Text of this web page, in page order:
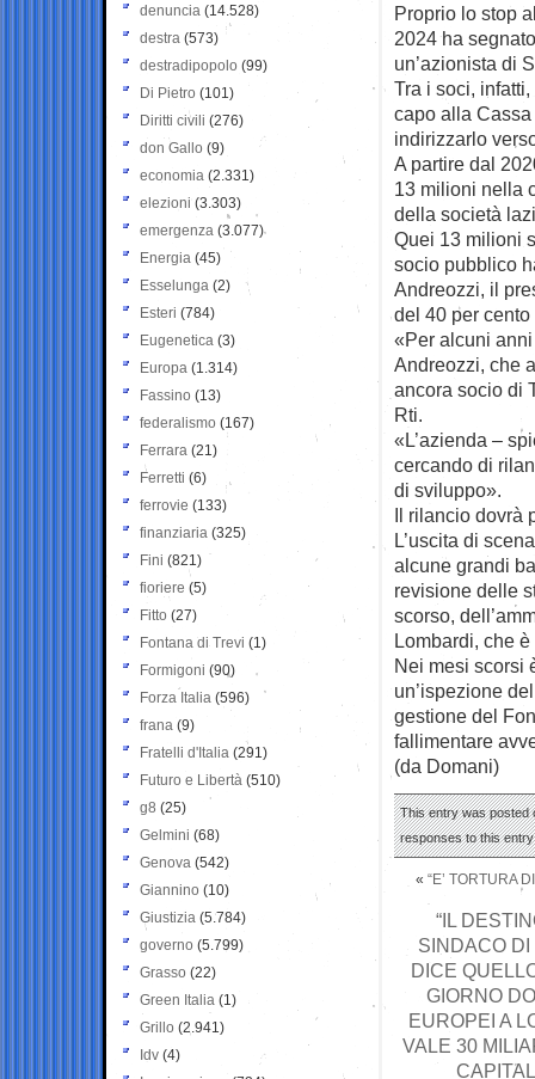
Proprio lo stop
2024 ha
un’azionista di
Tra i soci,
capo alla
indirizzarlo
A partire dal
13 milioni nella
della società
Quei 13 milioni
socio pubblico
Andreozzi, il
del 40 per
«Per alcuni
Andreozzi, che
ancora socio di
Rti.
«L’azienda –
cercando di
di sviluppo».
Il rilancio dovrà
L’uscita di
alcune grandi
revisione delle
scorso,
Lombardi, che
Nei mesi scorsi
un’ispezione
gestione del
fallimentare
(da Domani)
This entry was posted
responses to this
« “E’ TORTURA
“IL
SINDACO
DICE
GIORNO
EUROPEI A
VALE 30
denuncia (14.528)
destra (573)
destradipopolo (99)
Di Pietro (101)
Diritti civili (276)
don Gallo (9)
economia (2.331)
elezioni (3.303)
emergenza (3.077)
Energia (45)
Esselunga (2)
Esteri (784)
Eugenetica (3)
Europa (1.314)
Fassino (13)
federalismo (167)
Ferrara (21)
Ferretti (6)
ferrovie (133)
finanziaria (325)
Fini (821)
fioriere (5)
Fitto (27)
Fontana di Trevi (1)
Formigoni (90)
Forza Italia (596)
frana (9)
Fratelli d'Italia (291)
Futuro e Libertà (510)
g8 (25)
Gelmini (68)
Genova (542)
Giannino (10)
Giustizia (5.784)
governo (5.799)
Grasso (22)
Green Italia (1)
Grillo (2.941)
Idv (4)